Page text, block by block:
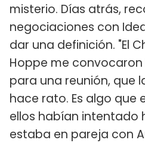
misterio. Días atrás,
negociaciones con
dar una definición. "El
Hoppe me
para una reunión, que
hace rato. Es algo que
ellos habían intentado
estaba en pareja con